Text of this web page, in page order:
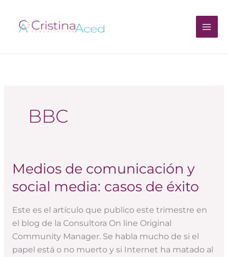
contenido
BBC
Medios de comunicación y
social media: casos de éxito
Este es el artículo que publico este trimestre en
el blog de la Consultora On line Original
Community Manager. Se habla mucho de si el
papel está o no muerto y si Internet ha matado al
Medios
comunicación
y
social
media:
casos